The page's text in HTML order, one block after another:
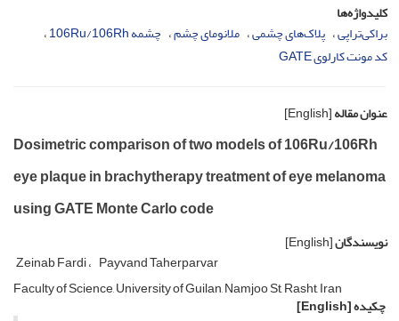
کلیدواژه‌ها
براکی‌تراپی پلاک‌های چشمی ملانومای چشم چشمه 106Ru/106Rh
کد مونت کارلوی GATE
عنوان مقاله[English]
Dosimetric comparison of two models of 106Ru/106Rh
eye plaque in brachytherapy treatment of eye melanoma
using GATE Monte Carlo code
نویسندگان[English]
Zeinab Fardi Payvand Taherparvar
Faculty of Science, University of Guilan, Namjoo St, Rasht, Iran
چکیده[English]